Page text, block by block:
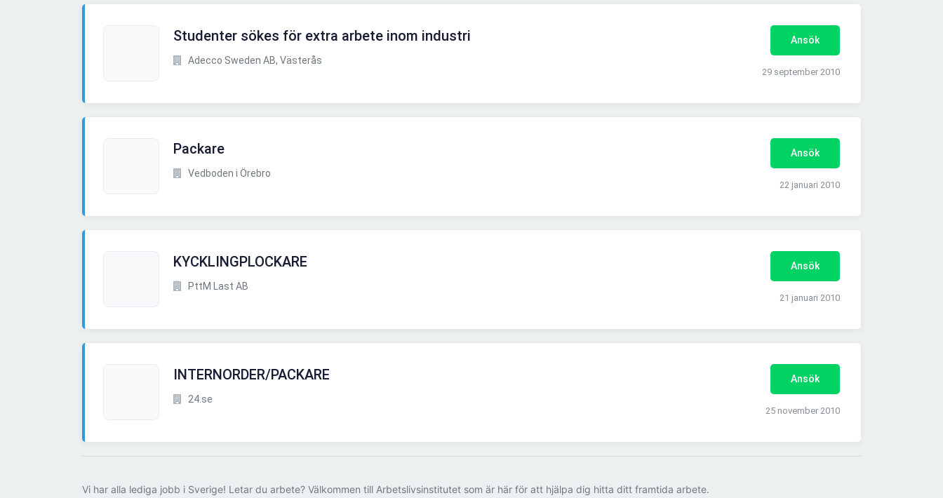
Studenter sökes för extra arbete inom industri
Adecco Sweden AB, Västerås
Ansök
29 september 2010
Packare
Vedboden i Örebro
Ansök
22 januari 2010
KYCKLINGPLOCKARE
PttM Last AB
Ansök
21 januari 2010
INTERNORDER/PACKARE
24.se
Ansök
25 november 2010
Vi har alla lediga jobb i Sverige! Letar du arbete? Välkommen till Arbetslivsinstitutet som är här för att hjälpa dig hitta ditt framtida arbete.